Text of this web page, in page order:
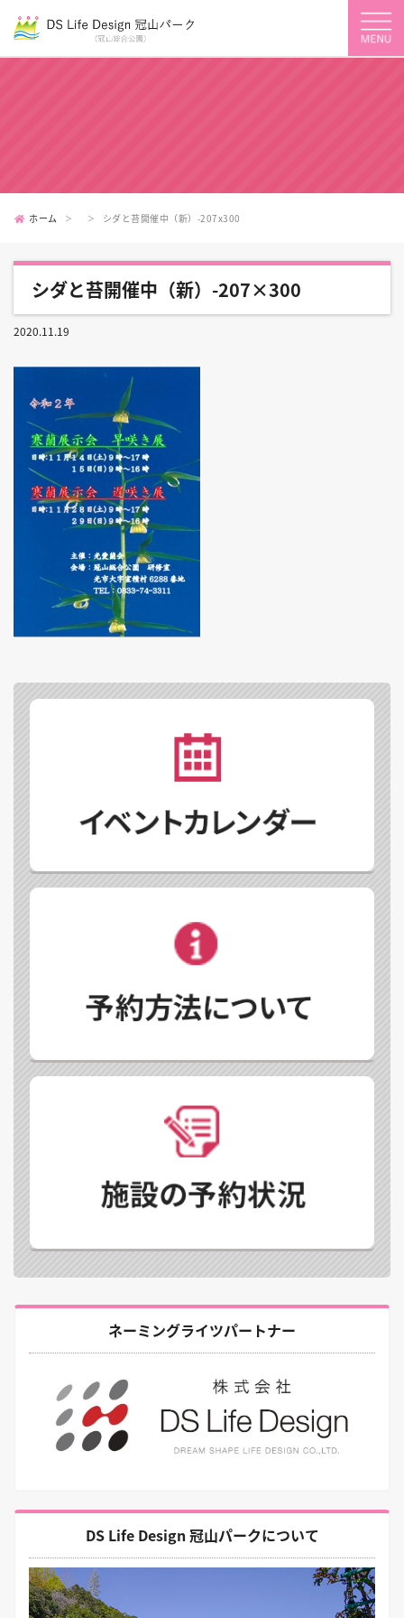
ホーム シダと苔開催中（新）-207x300
シダと苔開催中（新）-207×300
2020.11.19
ネーミングライツパートナー
DS Life Design 冠山パークについて